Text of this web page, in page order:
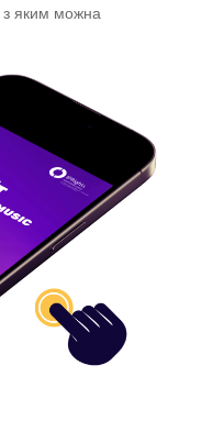
з яким можна